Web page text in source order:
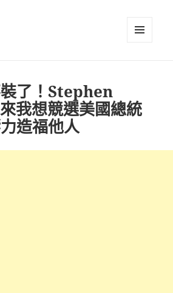
了！Stephen
我想競選美國總統
造福他人